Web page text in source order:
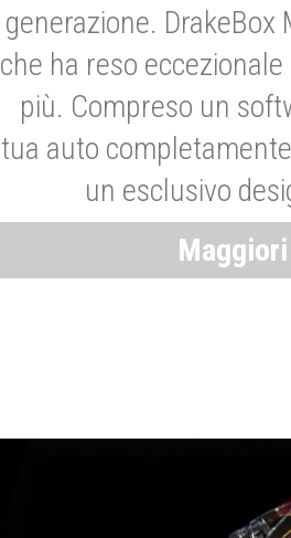
generazione.
che ha reso
più. Compreso un
tua auto
un esclusivo